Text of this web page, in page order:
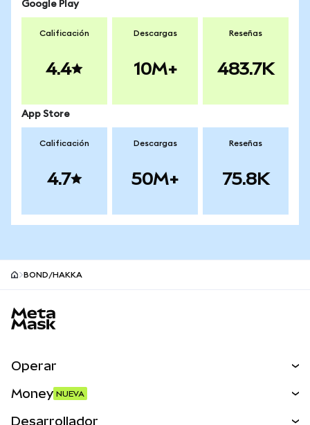
Google Play
Calificación
4.4
Descargas
10M+
Reseñas
483.7K
App Store
Calificación
4.7
Descargas
50M+
Reseñas
75.8K
BOND/HAKKA
Operar
Money NUEVA
Desarrollador